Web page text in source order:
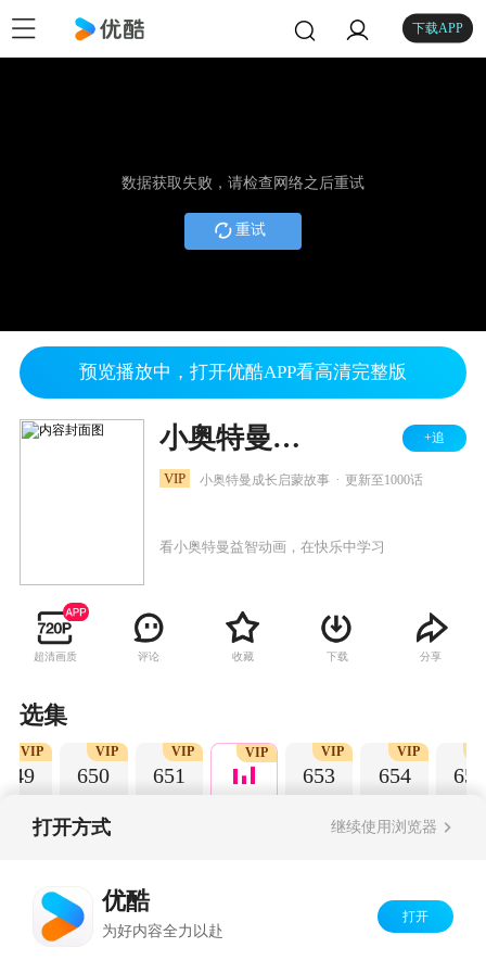
下载APP
数据获取失败，请检查网络之后重试
重试
预览播放中，打开优酷APP看高清完整版
小奥特曼成长记 +追
VIP 小奥特曼成长启蒙故事 更新至1000话
看小奥特曼益智动画，在快乐中学习
超清画质 评论 收藏 下载 分享
选集
649
VIP
650
VIP
651
VIP VIP
653
VIP
654
VIP
655
打开方式 继续使用浏览器
优酷
为好内容全力以赴
打开